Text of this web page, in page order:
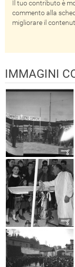
Il tuo contributo è
commento alla
migliorare il
IMMAGINI